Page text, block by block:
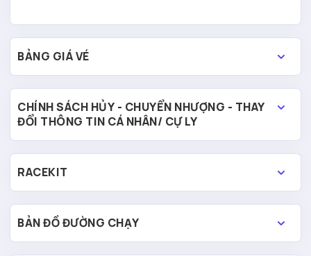
BẢNG GIÁ VÉ
CHÍNH SÁCH HỦY - CHUYỂN NHƯỢNG - THAY
ĐỔI THÔNG TIN CÁ NHÂN/ CỰ LY
RACEKIT
BẢN ĐỒ ĐƯỜNG CHẠY